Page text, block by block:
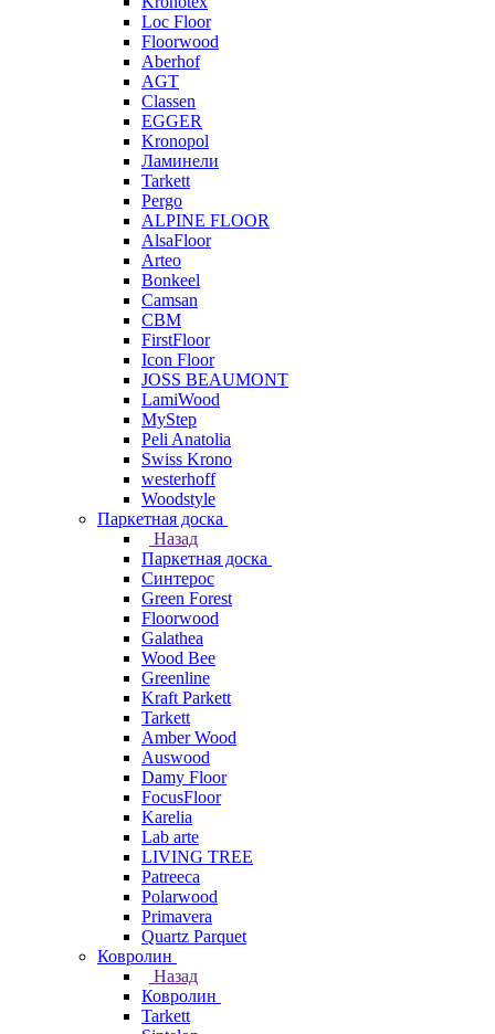
Loc Floor
Floorwood
Aberhof
AGT
Classen
EGGER
Kronopol
Ламинели
Tarkett
Pergo
ALPINE FLOOR
AlsaFloor
Arteo
Bonkeel
Camsan
CBM
FirstFloor
Icon Floor
JOSS BEAUMONT
LamiWood
MyStep
Peli Anatolia
Swiss Krono
westerhoff
Woodstyle
Паркетная доска
Назад
Паркетная доска
Синтерос
Green Forest
Floorwood
Galathea
Wood Bee
Greenline
Kraft Parkett
Tarkett
Amber Wood
Auswood
Damy Floor
FocusFloor
Karelia
Lab arte
LIVING TREE
Patreeca
Polarwood
Primavera
Quartz Parquet
Ковролин
Назад
Ковролин
Tarkett